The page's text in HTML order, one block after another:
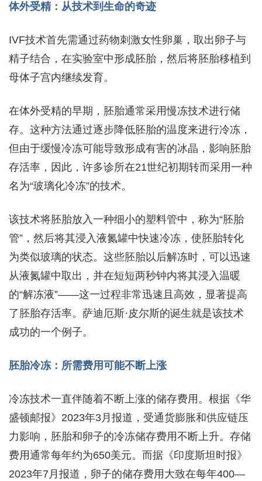
体外受精：从技术到生命的奇迹
IVF技术首先需通过药物刺激女性卵巢，取出卵子与
精子结合，在实验室中形成胚胎，然后将胚胎移植到
母体子宫内继续发育。
在体外受精的早期，胚胎通常采用慢冻技术进行储
存。这种方法通过逐步降低胚胎的温度来进行冷冻，
但由于缓慢冷冻可能导致形成有害的冰晶，影响胚胎
存活率，因此，许多诊所在21世纪初期转而采用一种
名为“玻璃化冷冻”的技术。
该技术将胚胎放入一种细小的塑料管中，称为“胚胎
管”，然后将其浸入液氮罐中快速冷冻，使胚胎转化
为类似玻璃的状态。这些胚胎以后解冻时，可以迅速
从液氮罐中取出，并在短短两秒钟内将其浸入温暖
的“解冻液”——这一过程非常迅速且高效，显著提高
了胚胎存活率。萨迪厄斯·皮尔斯的诞生就是该技术
成功的一个例子。
胚胎冷冻：所需费用可能不断上涨
冷冻技术一直伴随着不断上涨的储存费用。根据《华
盛顿邮报》2023年3月报道，受通货膨胀和供应链压
力影响，胚胎和卵子的冷冻储存费用不断上升。存储
费用通常每年约为650美元。而据《印度斯坦时报》
2023年7月报道，卵子的储存费用大致在每年400—